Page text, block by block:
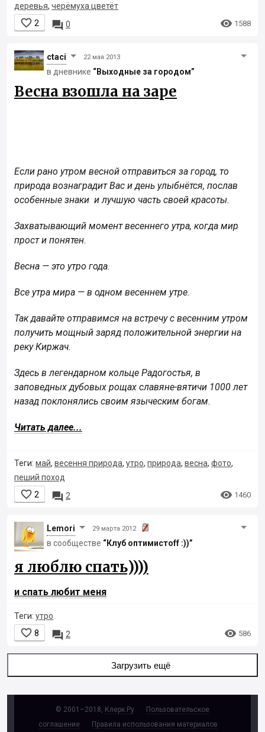
деревья, черёмуха цветёт
 2  0  1588
ctaci 22 мая 2013
в дневнике “Выходные за городом”
Весна взошла на заре
Если рано утром весной отправиться за город, то
природа вознаградит Вас и день улыбнётся, послав
особенные знаки и лучшую часть своей красоты.
Захватывающий момент весеннего утра, когда мир
прост и понятен.
Весна — это утро года.
Все утра мира — в одном весеннем утре.
Так давайте отправимся на встречу с весенним утром
получить мощный заряд положительной энергии на
реку Киржач.
Здесь в легендарном кольце Радогостья, в
заповедных дубовых рощах славяне-вятичи 1000 лет
назад поклонялись своим языческим богам.
Читать далее...
Теги: май, весення природа, утро, природа, весна, фото,
пеший поход
 2  2  1460
Lemori 29 марта 2012
в сообществе “Клуб оптимистоff :))”
я люблю спать))))
и спать любит меня
Теги: утро
 8  2  586
Загрузить ещё
© 2001–2018, Клерк.Ру
Пользовательское
соглашение
Правила использования материалов